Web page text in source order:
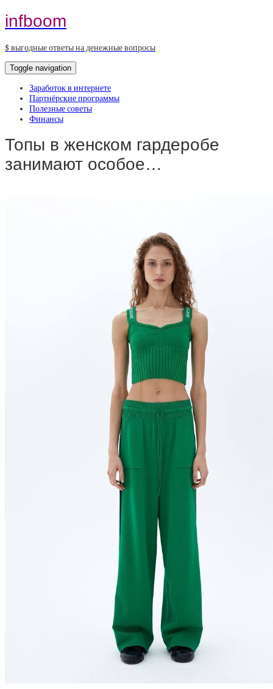
infboom
$ выгодные ответы на денежные вопросы
Toggle navigation
Заработок в интернете
Партнёрские программы
Полезные советы
Финансы
Топы в женском гардеробе
занимают особое…